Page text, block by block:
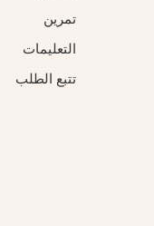
تمرين
التعليمات
تتبع الطلب